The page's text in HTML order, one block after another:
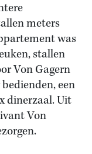
meters
was
stallen
Von Gagern
een
dinerzaal. Uit
Von